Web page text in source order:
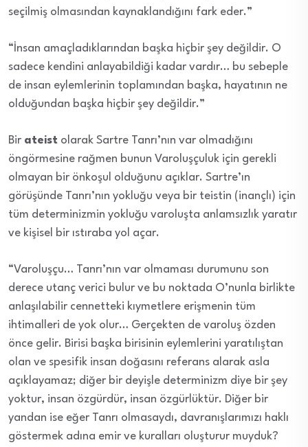
seçilmiş olmasından kaynaklandığını fark eder.”
“İnsan amaçladıklarından başka hiçbir şey değildir. O
sadece kendini anlayabildiği kadar vardır… bu sebeple
de insan eylemlerinin toplamından başka, hayatının ne
olduğundan başka hiçbir şey değildir.”
Bir ateist olarak Sartre Tanrı’nın var olmadığını
öngörmesine rağmen bunun Varoluşçuluk için gerekli
olmayan bir önkoşul olduğunu açıklar. Sartre’ın
görüşünde Tanrı’nın yokluğu veya bir teistin (inançlı) için
tüm determinizmin yokluğu varoluşta anlamsızlık yaratır
ve kişisel bir ıstıraba yol açar.
“Varoluşçu… Tanrı’nın var olmaması durumunu son
derece utanç verici bulur ve bu noktada O’nunla birlikte
anlaşılabilir cennetteki kıymetlere erişmenin tüm
ihtimalleri de yok olur… Gerçekten de varoluş özden
önce gelir. Birisi başka birisinin eylemlerini yaratılıştan
olan ve spesifik insan doğasını referans alarak asla
açıklayamaz; diğer bir deyişle determinizm diye bir şey
yoktur, insan özgürdür, insan özgürlüktür. Diğer bir
yandan ise eğer Tanrı olmasaydı, davranışlarımızı haklı
göstermek adına emir ve kuralları oluşturur muyduk?